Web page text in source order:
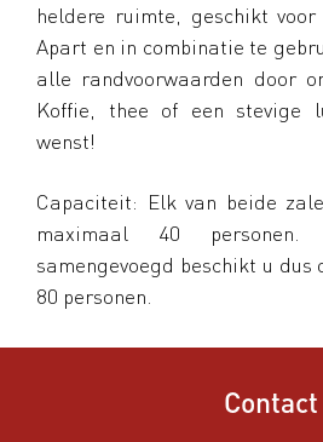
heldere ruimte, geschikt voor
Apart en in combinatie te
alle randvoorwaarden door
Koffie, thee of een stevige
wenst!
Capaciteit: Elk van beide
maximaal 40
samengevoegd beschikt u dus
80 personen.
Contact